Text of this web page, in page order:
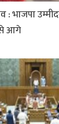
: भाजपा
से आगे